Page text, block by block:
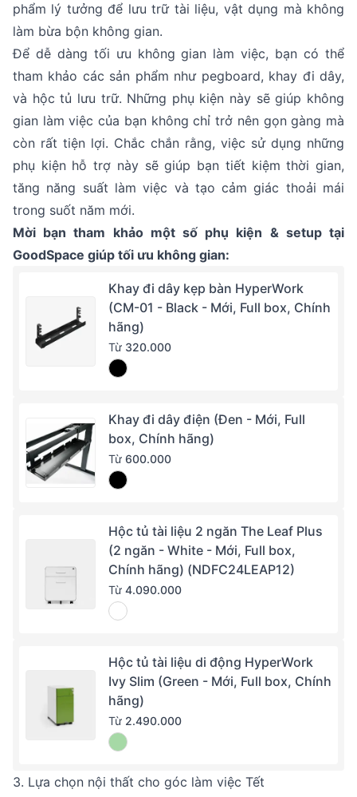
phẩm lý tưởng để lưu trữ tài liệu, vật dụng mà không
làm bừa bộn không gian.
Để dễ dàng tối ưu không gian làm việc, bạn có thể
tham khảo các sản phẩm như pegboard, khay đi dây,
và hộc tủ lưu trữ. Những phụ kiện này sẽ giúp không
gian làm việc của bạn không chỉ trở nên gọn gàng mà
còn rất tiện lợi. Chắc chắn rằng, việc sử dụng những
phụ kiện hỗ trợ này sẽ giúp bạn tiết kiệm thời gian,
tăng năng suất làm việc và tạo cảm giác thoải mái
trong suốt năm mới.
Mời bạn tham khảo một số phụ kiện & setup tại
GoodSpace giúp tối ưu không gian:
Khay đi dây kẹp bàn HyperWork
(CM-01 - Black - Mới, Full box, Chính
hãng)
Từ 320.000
Khay đi dây điện (Đen - Mới, Full
box, Chính hãng)
Từ 600.000
Hộc tủ tài liệu 2 ngăn The Leaf Plus
(2 ngăn - White - Mới, Full box,
Chính hãng) (NDFC24LEAP12)
Từ 4.090.000
Hộc tủ tài liệu di động HyperWork
Ivy Slim (Green - Mới, Full box, Chính
hãng)
Từ 2.490.000
3. Lựa chọn nội thất cho góc làm việc Tết